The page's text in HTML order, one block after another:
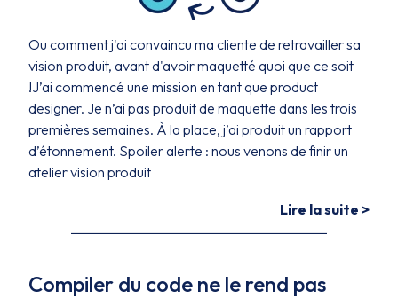
Ou comment j'ai convaincu ma cliente de retravailler sa
vision produit, avant d'avoir maquetté quoi que ce soit
!J’ai commencé une mission en tant que product
designer. Je n’ai pas produit de maquette dans les trois
premières semaines. À la place, j’ai produit un rapport
d’étonnement. Spoiler alerte : nous venons de finir un
atelier vision produit
Lire la suite >
Compiler du code ne le rend pas